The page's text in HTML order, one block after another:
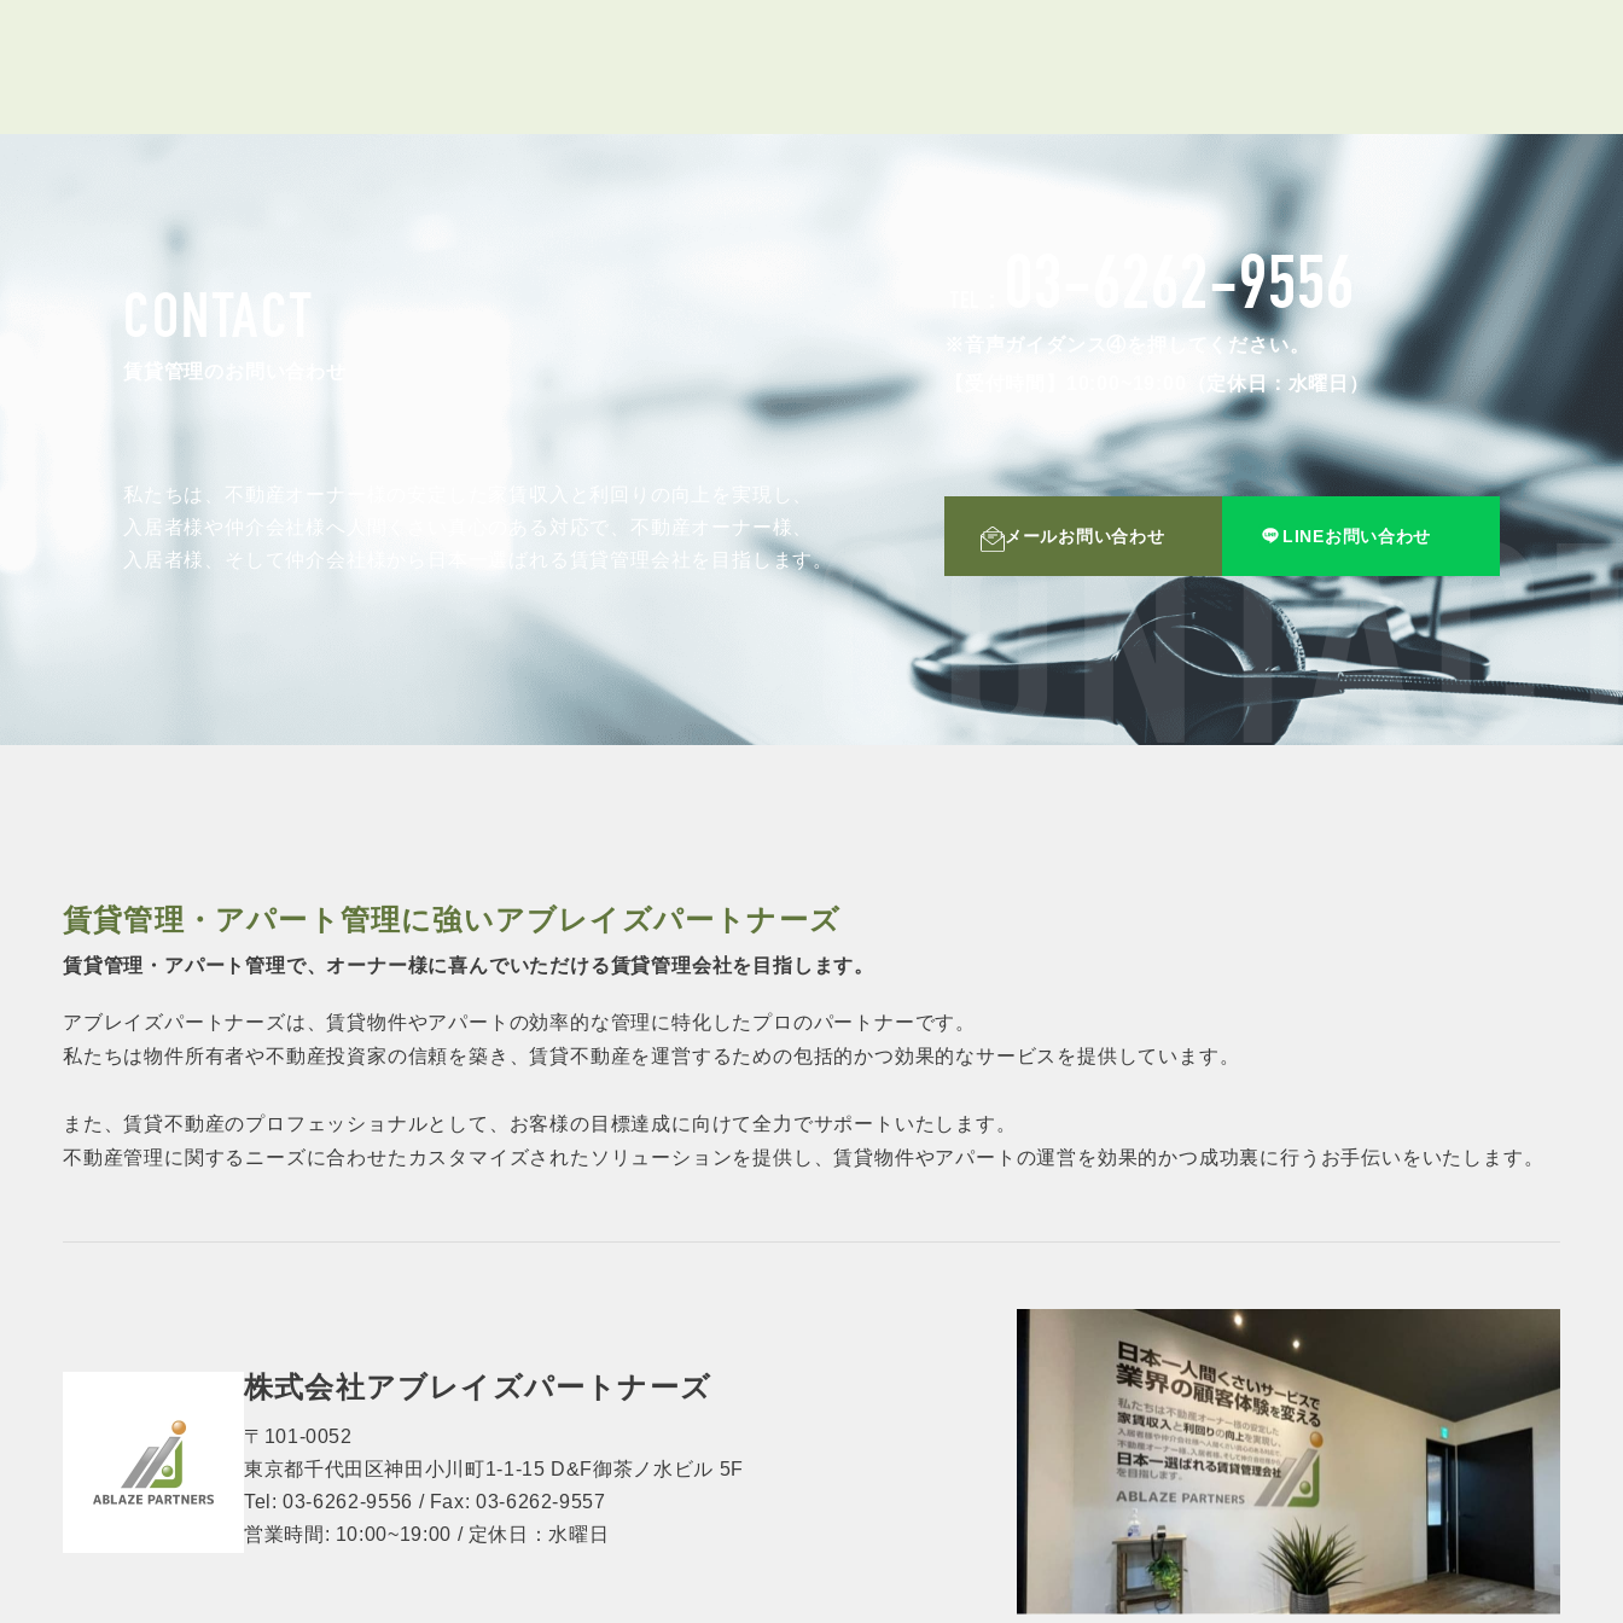
03-6262-9556 無料で賃料査定する 解約手続きはこちら
管理のお問い合わせ LINEお問い合わせ
CONTACT
賃貸管理のお問い合わせ
私たちは、不動産オーナー様の安定した
家賃収入と利回りの向上を実現し、
入居者様や仲介会社様へ人間くさい真心のある対応で、不動産オーナー様、
入居者様、そして仲介会社様から
日本一選ばれる賃貸管理会社を目指します。
03-6262-9556
※音声ガイダンス④を押してください。
【受付時間】10:00~19:00（定休日：水曜日）
メールお問い合わせ LINEお問い合わせ
賃貸管理・アパート管理に強いアブレイズパートナーズ
賃貸管理・アパート管理で、オーナー様に喜んでいただける賃貸管理会社を目指します。
アブレイズパートナーズは、賃貸物件やアパートの効率的な管理に特化したプロのパートナーです。
私たちは物件所有者や不動産投資家の信頼を築き、賃貸不動産を運営するための包括的かつ効果的なサービスを提供しています。
また、賃貸不動産のプロフェッショナルとして、お客様の目標達成に向けて全力でサポートいたします。
不動産管理に関するニーズに合わせたカスタマイズされたソリューションを提供し、賃貸物件やアパートの運営を効果的かつ成功裏に行うお手伝いをいたします。
株式会社アブレイズパートナーズ
〒101-0052
東京都千代田区神田小川町1-1-15 D&F御茶ノ水ビル 5F
Tel: 03-6262-9556 / Fax: 03-6262-9557
営業時間: 10:00~19:00 / 定休日：水曜日